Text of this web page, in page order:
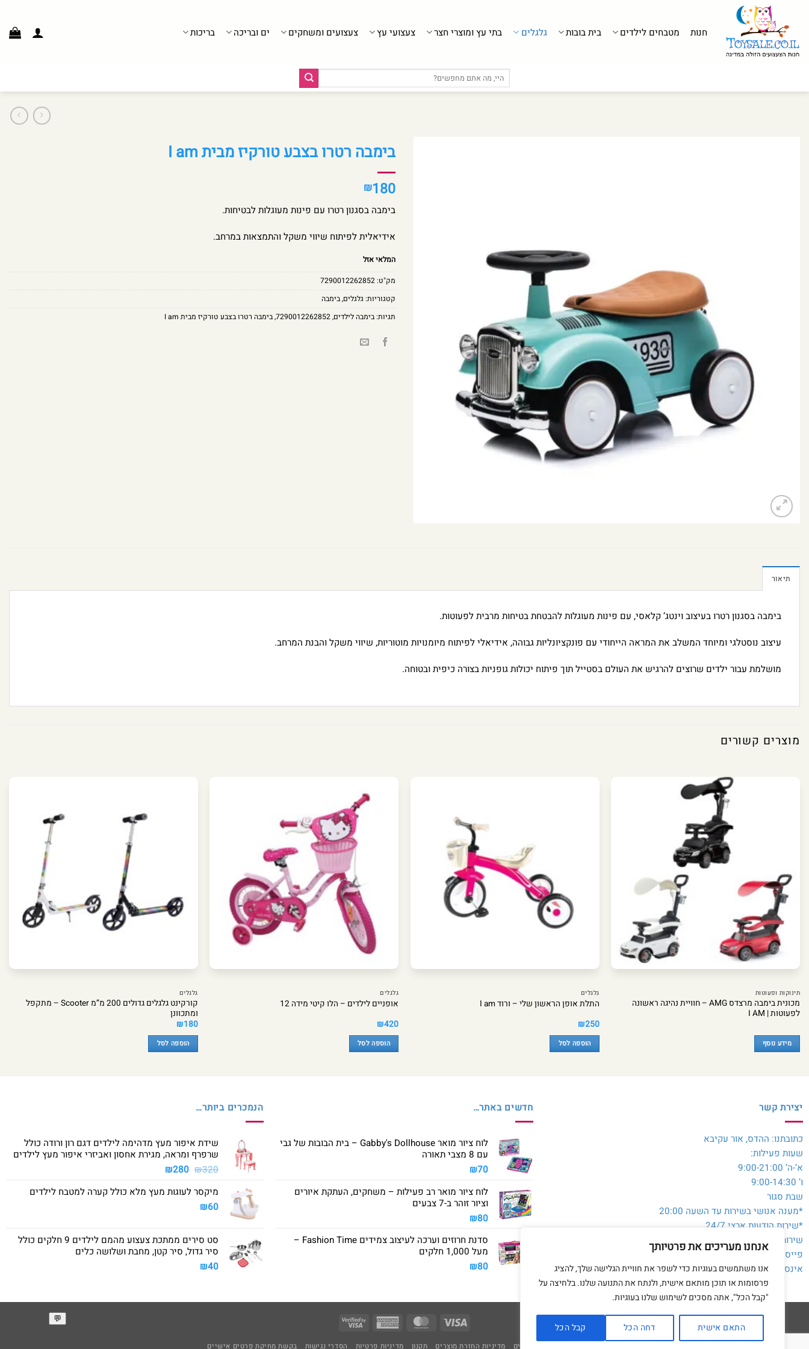
אנחנו מעריכים את פרטיותך
אנו משתמשים בעוגיות כדי לשפר את חוויית הגלישה שלך, להציג
פרסומות או תוכן מותאם אישית, ולנתח את התנועה שלנו. בלחיצה על
"קבל הכל", אתה מסכים לשימוש שלנו בעוגיות.
התאם אישית דחה הכל קבל הכל
חנות
מטבחים לילדים בית בובות גלגלים בתי עץ ומוצרי חצר צעצועי עץ צעצועים ומשחקים ים ובריכה בריכות
עבור:
בימבה רטרו בצבע טורקיז מבית I am
₪180
בימבה בסגנון רטרו עם פינות מעוגלות לבטיחות.
אידיאלית לפיתוח שיווי משקל והתמצאות במרחב.
המלאי אזל
מק"ט:7290012262852
קטגוריות:גלגלים,בימבה
תגיות:בימבה לילדים,
7290012262852
,בימבה רטרו בצבע טורקיז מבית I am
תיאור
בימבה בסגנון רטרו בעיצוב וינטג’ קלאסי, עם פינות מעוגלות להבטחת בטיחות מרבית לפעוטות.
עיצוב נוסטלגי ומיוחד המשלב את המראה הייחודי עם פונקציונליות גבוהה, אידיאלי לפיתוח מיומנויות מוטוריות, שיווי משקל והבנת המרחב.
מושלמת עבור ילדים שרוצים להרגיש את העולם בסטייל תוך פיתוח יכולות גופניות בצורה כיפית ובטוחה.
מוצרים קשורים
תינוקות ופעוטות
מכונית בימבה מרצדס AMG – חוויית נהיגה ראשונה
לפעוטות | I AM
מידע נוסף
גלגלים
התלת אופן הראשון שלי – ורוד I am
₪250
הוספה לסל
גלגלים
אופניים לילדים – הלו קיטי מידה 12
₪420
הוספה לסל
גלגלים
קורקינט גלגלים גדולים 200 מ”מ Scooter – מתקפל
ומתכוונן
₪180
הוספה לסל
יצירת קשר
כתובתנו: ההדס, אור עקיבא
שעות פעילות:
א’-ה’ 9:00-21:00
ו’ 9:00-14:30
שבת סגור
*מענה אנושי בשירות עד השעה 20:00
*שירות הודעות ארצי 24/7
שירות לקוחות והזמנות:054-3980564
פייסבוק:@toysale.co.il
אינסטגרם:toysalecoil
חדשים באתר…
לוח ציור מואר Gabby's Dollhouse – בית הבובות של גבי
עם 8 מצבי תאורה
₪70
לוח ציור מואר רב פעילות – משחקים, העתקת איורים
וציור זוהר ב-7 צבעים
₪80
סדנת חרוזים וערכה לעיצוב צמידים Fashion Time –
מעל 1,000 חלקים
₪80
הנמכרים ביותר…
שידת איפור מעץ מדהימה לילדים דגם רון ורודה כולל
שרפרף ומראה, מגירת אחסון ואביזרי איפור מעץ לילדים
₪320
המחיר
היה:
₪280 המחיר
הוא:
מיקסר לעוגות מעץ מלא כולל קערה למטבח לילדים
₪60
סט סירים ממתכת צעצוע מהמם לילדים 9 חלקים כולל
סיר גדול, סיר קטן, מחבת ושלושה כלים
₪40
Visa
MasterCard
American
Visa
מדיניות משלוחים מדיניות החזרת מוצרים תקנון מדיניות פרטיות הסדרי נגישות בקשת מחיקת פרטים אישיים